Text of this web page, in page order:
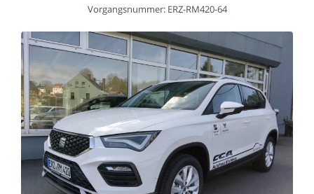
Vorgangsnummer: ERZ-RM420-64